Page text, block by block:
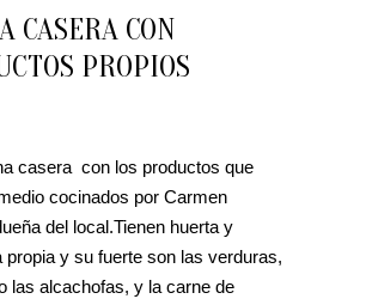
CASERA CON
PROPIOS
casera con los productos que
cocinados por Carmen
del local.Tienen huerta y
propia y su fuerte son las verduras,
las alcachofas, y la carne de